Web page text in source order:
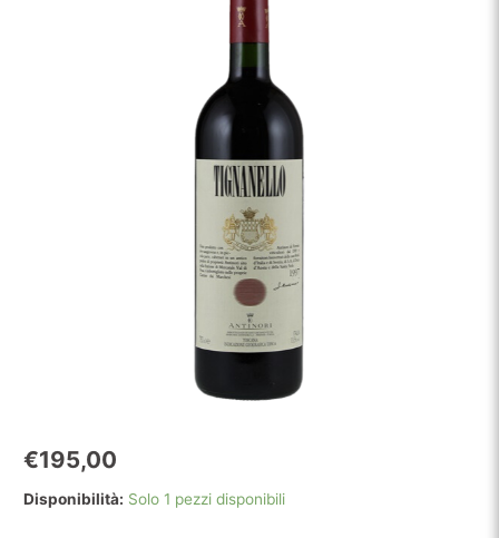
€195,00
Disponibilità: Solo 1 pezzi disponibili